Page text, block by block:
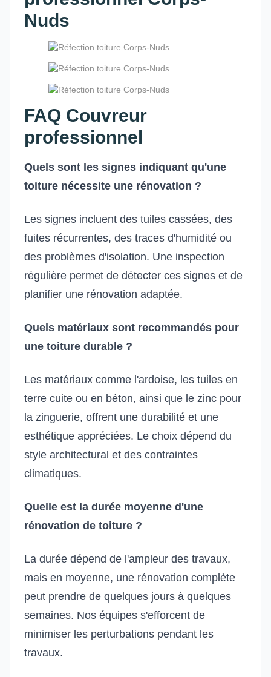
Nuds
FAQ Couvreur
professionnel
Quels sont les signes indiquant qu'une
toiture nécessite une rénovation ?
Les signes incluent des tuiles cassées, des
fuites récurrentes, des traces d'humidité ou
des problèmes d'isolation. Une inspection
régulière permet de détecter ces signes et de
planifier une rénovation adaptée.
Quels matériaux sont recommandés pour
une toiture durable ?
Les matériaux comme l'ardoise, les tuiles en
terre cuite ou en béton, ainsi que le zinc pour
la zinguerie, offrent une durabilité et une
esthétique appréciées. Le choix dépend du
style architectural et des contraintes
climatiques.
Quelle est la durée moyenne d'une
rénovation de toiture ?
La durée dépend de l'ampleur des travaux,
mais en moyenne, une rénovation complète
peut prendre de quelques jours à quelques
semaines. Nos équipes s'efforcent de
minimiser les perturbations pendant les
travaux.